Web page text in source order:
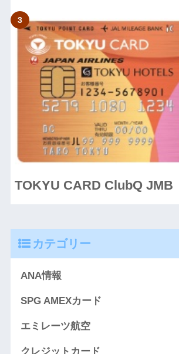
TOKYU CARD ClubQ JMB
カテゴリー
ANA情報
SPG AMEXカード
エミレーツ航空
クレジットカード